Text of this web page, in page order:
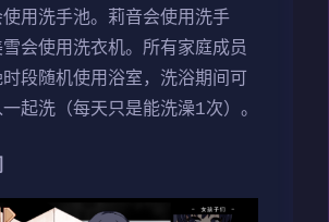
用洗手池。 莉音会使用洗手
会使用洗衣机。 所有家庭成员
段随机使用浴室，洗浴期间可
起洗（每天只是能洗澡1次）。